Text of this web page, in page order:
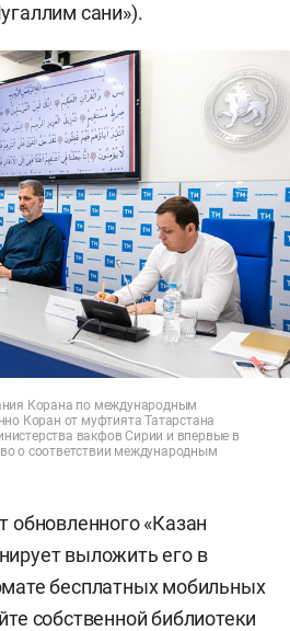
сани»).
Корана по международным
Коран от муфтията Татарстана
вакфов Сирии и впервые в
о соответствии международным
обновленного «Казан
выложить его в
бесплатных мобильных
собственной библиотеки